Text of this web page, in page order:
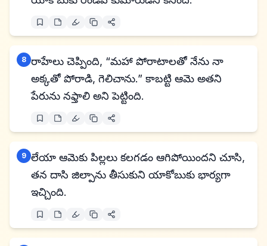
8 రాహేలు చెప్పింది, “మహా పోరాటాలతో నేను నా
అక్కతో పోరాడి, గెలిచాను.” కాబట్టి ఆమె అతని
పేరును నఫ్తాలి అని పెట్టింది.
9 లేయా ఆమెకు పిల్లలు కలగడం ఆగిపోయిందని చూసి,
తన దాసి జిల్పాను తీసుకుని యాకోబుకు భార్యగా
ఇచ్చింది.